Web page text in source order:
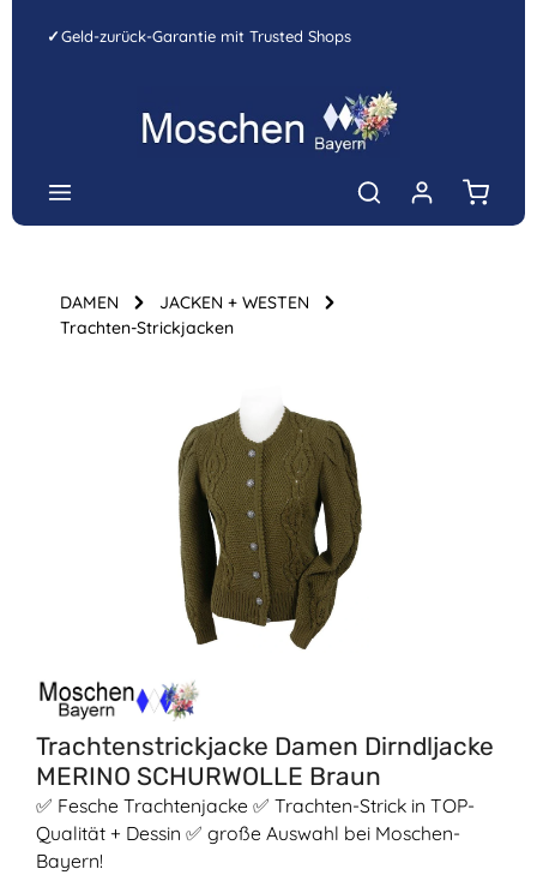
Zum Hauptinhalt springen
✓Geld-zurück-Garantie mit Trusted Shops
DAMEN
JACKEN + WESTEN
Trachten-Strickjacken
Trachtenstrickjacke Damen Dirndljacke
MERINO SCHURWOLLE Braun
✅ Fesche Trachtenjacke ✅ Trachten-Strick in TOP-
Qualität + Dessin ✅ große Auswahl bei Moschen-
Bayern!